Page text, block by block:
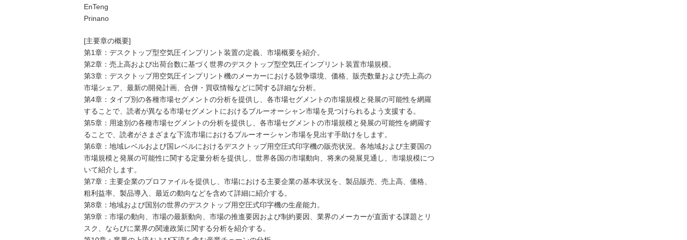
EnTeng
Prinano
[主要章の概要]
第1章：デスクトップ型空気圧インプリント装置の定義、市場概要を紹介。
第2章：売上高および出荷台数に基づく世界のデスクトップ型空気圧インプリント装置市場規模。
第3章：デスクトップ用空気圧インプリント機のメーカーにおける競争環境、価格、販売数量および売上高の
市場シェア、最新の開発計画、合併・買収情報などに関する詳細な分析。
第4章：タイプ別の各種市場セグメントの分析を提供し、各市場セグメントの市場規模と発展の可能性を網羅
することで、読者が異なる市場セグメントにおけるブルーオーシャン市場を見つけられるよう支援する。
第5章：用途別の各種市場セグメントの分析を提供し、各市場セグメントの市場規模と発展の可能性を網羅す
ることで、読者がさまざまな下流市場におけるブルーオーシャン市場を見出す手助けをします。
第6章：地域レベルおよび国レベルにおけるデスクトップ用空圧式印字機の販売状況。各地域および主要国の
市場規模と発展の可能性に関する定量分析を提供し、世界各国の市場動向、将来の発展見通し、市場規模につ
いて紹介します。
第7章：主要企業のプロファイルを提供し、市場における主要企業の基本状況を、製品販売、売上高、価格、
粗利益率、製品導入、最近の動向などを含めて詳細に紹介する。
第8章：地域および国別の世界のデスクトップ用空圧式印字機の生産能力。
第9章：市場の動向、市場の最新動向、市場の推進要因および制約要因、業界のメーカーが直面する課題とリ
スク、ならびに業界の関連政策に関する分析を紹介する。